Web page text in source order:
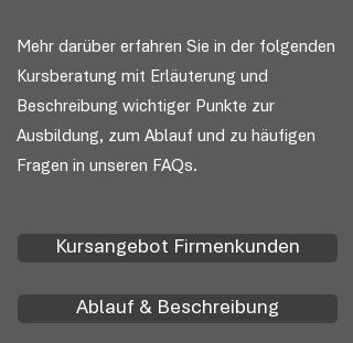
Mehr darüber erfahren Sie in der folgenden
Kursberatung mit Erläuterung und
Beschreibung wichtiger Punkte zur
Ausbildung, zum Ablauf und zu häufigen
Fragen in unseren FAQs.
Kursangebot Firmenkunden
Ablauf & Beschreibung